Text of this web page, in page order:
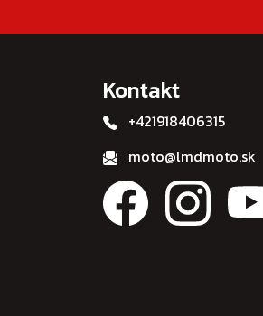
Kontakt
+421918406315
moto@lmdmoto.sk